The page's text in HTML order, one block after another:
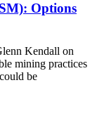
Options
Kendall on
mining practices
be